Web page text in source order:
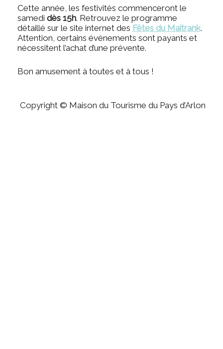
Cette année, les festivités commenceront le
samedi dès 15h. Retrouvez le programme
détaillé sur le site internet des Fêtes du Maitrank.
Attention, certains événements sont payants et
nécessitent l’achat d’une prévente.
Bon amusement à toutes et à tous !
Copyright © Maison du Tourisme du Pays d’Arlon